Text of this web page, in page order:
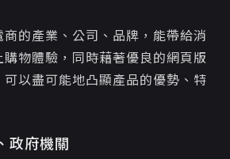
的產業、公司、品牌，能帶給消
物體驗，同時藉著優良的網頁版
以盡可能地凸顯產品的優勢、特
政府機關